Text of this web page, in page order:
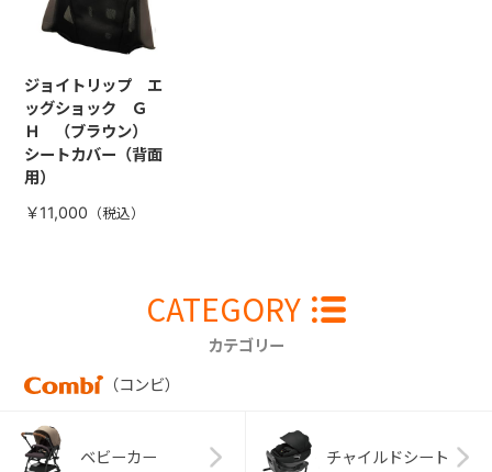
ジョイトリップ エ
ッグショック Ｇ
Ｈ （ブラウン）
シートカバー（背面
用）
￥11,000
CATEGORY
カテゴリー
（コンビ）
ベビーカー チャイルドシート